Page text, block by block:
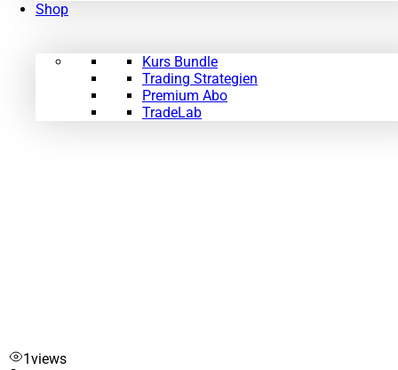
Shop
Kurs Bundle
Trading Strategien
Premium Abo
TradeLab
1views